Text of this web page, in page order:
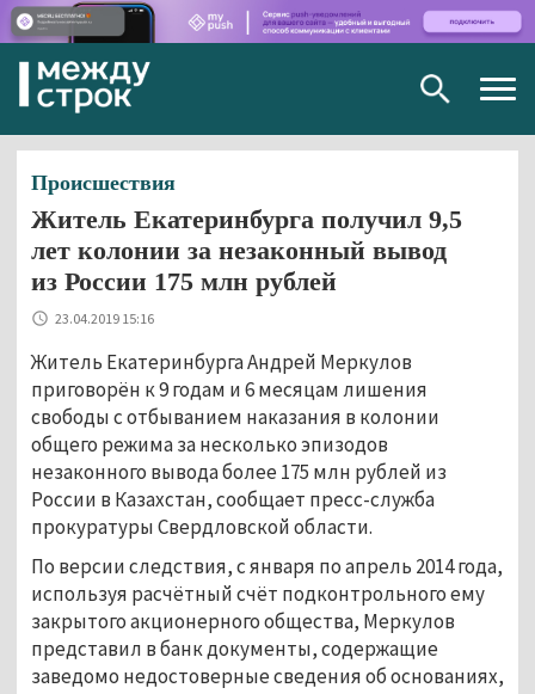
Происшествия
Житель Екатеринбурга получил 9,5
лет колонии за незаконный вывод
из России 175 млн рублей
23.04.2019 15:16
Житель Екатеринбурга Андрей Меркулов
приговорён к 9 годам и 6 месяцам лишения
свободы с отбыванием наказания в колонии
общего режима за несколько эпизодов
незаконного вывода более 175 млн рублей из
России в Казахстан, сообщает пресс-служба
прокуратуры Свердловской области.
По версии следствия, с января по апрель 2014 года,
используя расчётный счёт подконтрольного ему
закрытого акционерного общества, Меркулов
представил в банк документы, содержащие
заведомо недостоверные сведения об основаниях,